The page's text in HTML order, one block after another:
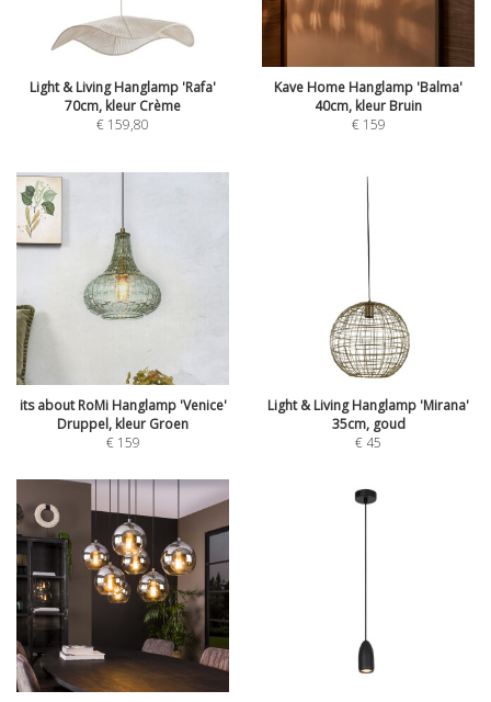
Light & Living Hanglamp 'Rafa'
70cm, kleur Crème
€ 159,80
Kave Home Hanglamp 'Balma'
40cm, kleur Bruin
€ 159
its about RoMi Hanglamp 'Venice'
Druppel, kleur Groen
€ 159
Light & Living Hanglamp 'Mirana'
35cm, goud
€45